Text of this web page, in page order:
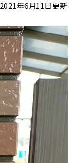
2021年6月11日更新